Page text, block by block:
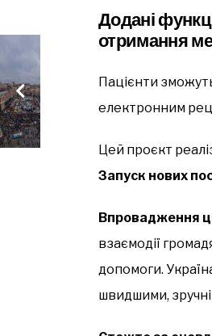
Додані
отримання
Пацієнти
електронним
Цей проєкт
Запуск нових
Впровадження
взаємодії
допомоги.
швидшими,